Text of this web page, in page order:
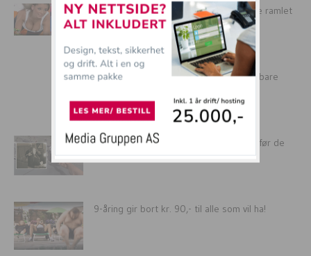
17 uheldige (?) situasjoner der puppene ramlet
ut i beste sendetid!
Ekstremt muskuløse menn – Pent eller bare
14 smartinger som tok bilde sekunder før de
9-åring gir bort kr. 90,- til alle som vil ha!